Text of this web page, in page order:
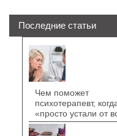
Последние статьи
Чем поможет
психотерапевт,
«просто устали от